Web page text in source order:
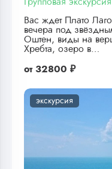
Вас ждет Плато
вечера под
Оштен, виды на
Хребта, озеро в…
от 32800 ₽
экскурсия